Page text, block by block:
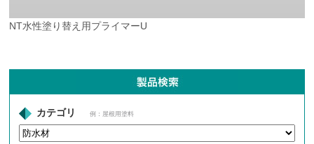
NT水性塗り替え用プライマーU
カテゴリ 例：屋根用塗料